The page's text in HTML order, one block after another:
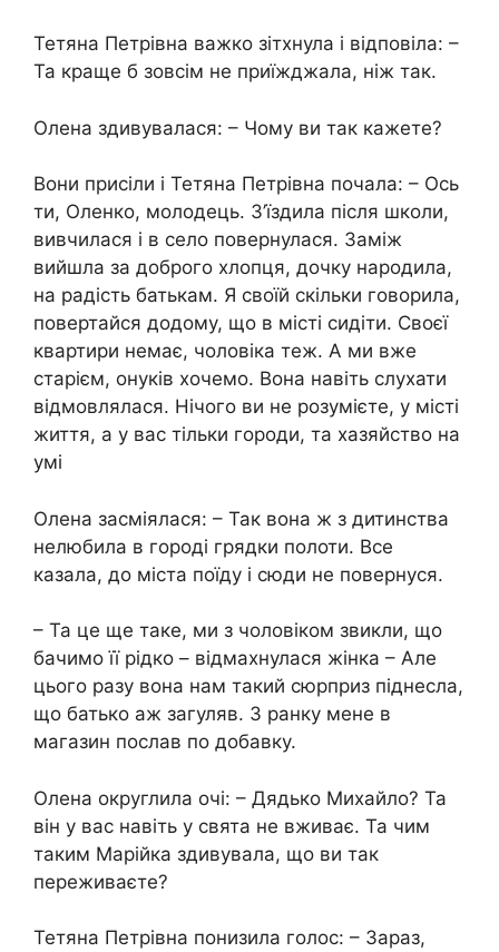
Тетяна Петрівна важко зітхнула і відповіла: –
Та краще б зовсім не приїжджала, ніж так.
Олена здивувалася: – Чому ви так кажете?
Вони присіли і Тетяна Петрівна почала: – Ось
ти, Оленко, молодець. З’їздила після школи,
вивчилася і в село повернулася. Заміж
вийшла за доброго хлопця, дочку народила,
на радість батькам. Я своїй скільки говорила,
повертайся додому, що в місті сидіти. Своєї
квартири немає, чоловіка теж. А ми вже
старієм, онуків хочемо. Вона навіть слухати
відмовлялася. Нічого ви не розумієте, у місті
життя, а у вас тільки городи, та хазяйство на
умі
Олена засміялася: – Так вона ж з дитинства
нелюбила в городі грядки полоти. Все
казала, до міста поїду і сюди не повернуся.
– Та це ще таке, ми з чоловіком звикли, що
бачимо її рідко – відмахнулася жінка – Але
цього разу вона нам такий сюрприз піднесла,
що батько аж загуляв. З ранку мене в
магазин послав по добавку.
Олена округлила очі: – Дядько Михайло? Та
він у вас навіть у свята не вживає. Та чим
таким Марійка здивувала, що ви так
переживаєте?
Тетяна Петрівна понизила голос: – Зараз,